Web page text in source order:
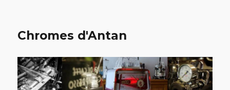
Chromes d'Antan